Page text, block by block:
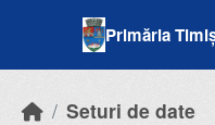
Primăria
Seturi de date